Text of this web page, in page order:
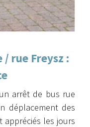
/ rue Freysz :
arrêt de bus rue
déplacement des
appréciés les jours